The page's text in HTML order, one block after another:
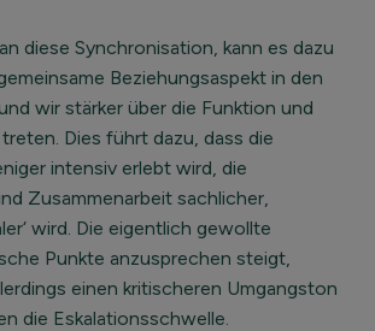
diese Synchronisation, kann es dazu
Beziehungsaspekt in den
wir stärker über die Funktion und
Dies führt dazu, dass die
intensiv erlebt wird, die
Zusammenarbeit sachlicher,
wird. Die eigentlich gewollte
Punkte anzusprechen steigt,
einen kritischeren Umgangston
die Eskalationsschwelle.